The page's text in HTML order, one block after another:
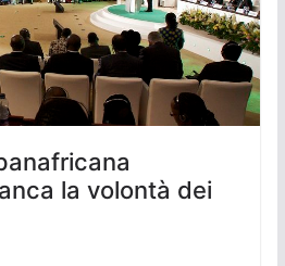
la volontà dei